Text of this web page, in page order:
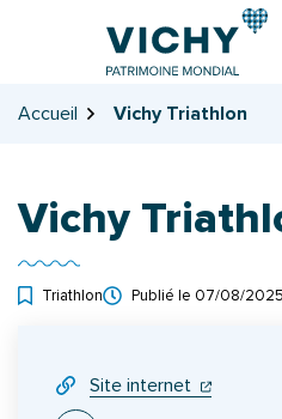
pageAccueil Vichy Triathlon
Vichy
Triathlon Publié le 07/08/2025
Site internet